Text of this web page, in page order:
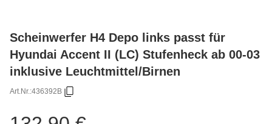
Scheinwerfer H4 Depo links passt für
Hyundai Accent II (LC) Stufenheck ab 00-03
inklusive Leuchtmittel/Birnen
Art.Nr.:436392B